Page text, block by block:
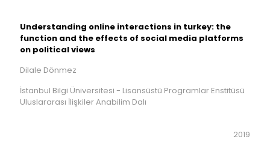
Understanding online interactions in turkey: the
function and the effects of social media platforms
on political views
Dilale Dönmez
İstanbul Bilgi Üniversitesi - Lisansüstü Programlar Enstitüsü
Uluslararası İlişkiler Anabilim Dalı
2019